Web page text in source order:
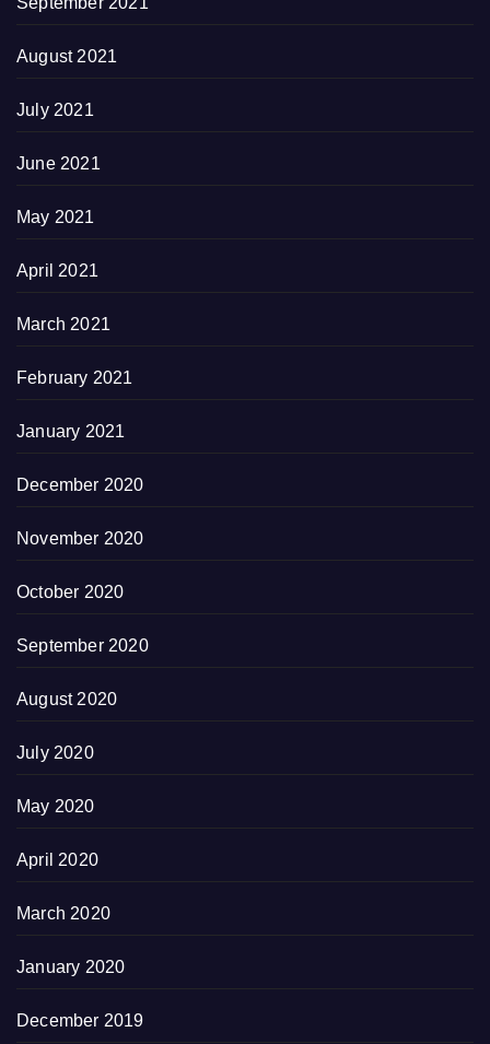
August 2021
July 2021
June 2021
May 2021
April 2021
March 2021
February 2021
January 2021
December 2020
November 2020
October 2020
September 2020
August 2020
July 2020
May 2020
April 2020
March 2020
January 2020
December 2019